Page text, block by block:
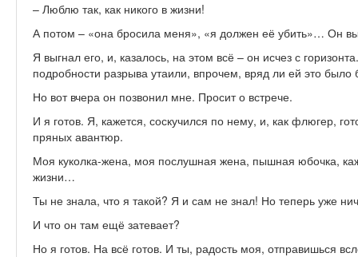
– Люблю так, как никого в жизни!
А потом – «она бросила меня», «я должен её убить»… Он
Я выгнал его, и, казалось, на этом всё – он исчез с
подробности разрыва утаили, впрочем, вряд ли ей это было
Но вот вчера он позвонил мне. Просит о встрече.
И я готов. Я, кажется, соскучился по нему, и, как флюгер,
пряных авантюр.
Моя куколка-жена, моя послушная жена, пышная юбочка,
жизни…
Ты не знала, что я такой? Я и сам не знал! Но теперь уже
И что он там ещё затевает?
Но я готов. На всё готов. И ты, радость моя, отправишься